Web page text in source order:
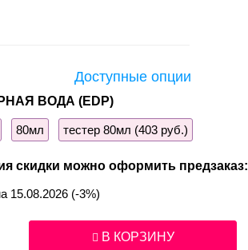
Доступные опции
ВОДА (EDP)
80мл тестер 80мл (403 руб.)
скидки можно оформить предзаказ:
15.08.2026 (-3%)
В КОРЗИНУ